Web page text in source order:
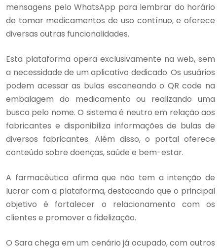
mensagens pelo WhatsApp para lembrar do horário
de tomar medicamentos de uso contínuo, e oferece
diversas outras funcionalidades.
Esta plataforma opera exclusivamente na web, sem
a necessidade de um aplicativo dedicado. Os usuários
podem acessar as bulas escaneando o QR code na
embalagem do medicamento ou realizando uma
busca pelo nome. O sistema é neutro em relação aos
fabricantes e disponibiliza informações de bulas de
diversos fabricantes. Além disso, o portal oferece
conteúdo sobre doenças, saúde e bem-estar.
A farmacêutica afirma que não tem a intenção de
lucrar com a plataforma, destacando que o principal
objetivo é fortalecer o relacionamento com os
clientes e promover a fidelização.
O Sara chega em um cenário já ocupado, com outros